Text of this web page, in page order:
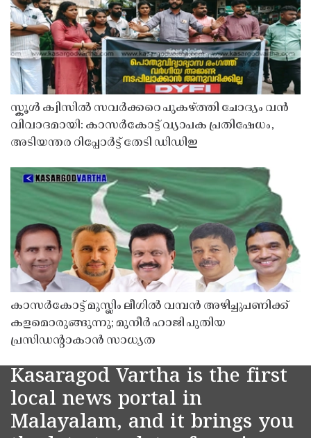
സ്കൂൾ ക്വിസിൽ സവർക്കറെ പുകഴ്ത്തി ചോദ്യം വൻ
വിവാദമായി: കാസർകോട്ട് വ്യാപക പ്രതിഷേധം,
അടിയന്തര റിപ്പോർട്ട് തേടി ഡിഡിഇ
കാസർകോട്ട് മുസ്ലിം ലീഗിൽ വമ്പൻ അഴിച്ചുപണിക്ക്
കളമൊരുങ്ങുന്നു; മുനീർ ഹാജി പുതിയ
പ്രസിഡൻ്റാകാൻ സാധ്യത
Kasaragod Vartha is the first
local news portal in
Malayalam, and it brings you